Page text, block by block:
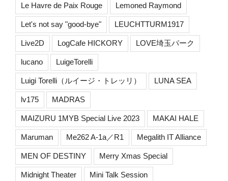
Le Havre de Paix Rouge Lemoned Raymond
Let's not say "good-bye" LEUCHTTURM1917
Live2D LogCafe HICKORY LOVE埼玉パーク
lucano LuigeTorelli
Luigi Torelli（ルイージ・トレッリ） LUNA SEA
lv175 MADRAS
MAIZURU 1MYB Special Live 2023 MAKAI HALE
Maruman Me262 A-1a／R1 Megalith IT Alliance
MEN OF DESTINY Merry Xmas Special
Midnight Theater Mini Talk Session